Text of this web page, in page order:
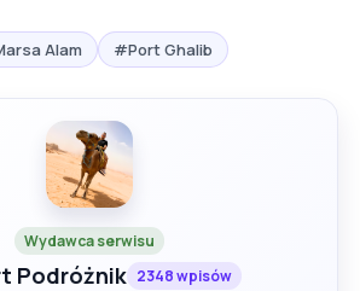
Alam #Port Ghalib
Wydawca serwisu
Podróżnik 2348 wpisów